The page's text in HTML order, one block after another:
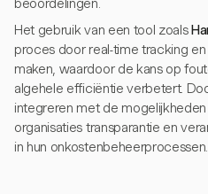
beoordelingen.
Het gebruik van een tool zoals
proces door real-time tracking
maken, waardoor de kans op
algehele efficiëntie verbetert.
integreren met de
organisaties transparantie en
in hun onkostenbeheerprocessen.